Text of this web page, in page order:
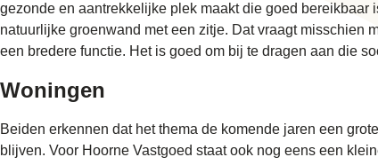
gezonde en aantrekkelijke plek maakt die goed
natuurlijke groenwand met een zitje. Dat vraagt misschien
een bredere functie. Het is goed om bij te dragen aan die
Woningen
Beiden erkennen dat het thema de komende jaren een
blijven. Voor Hoorne Vastgoed staat ook nog eens een